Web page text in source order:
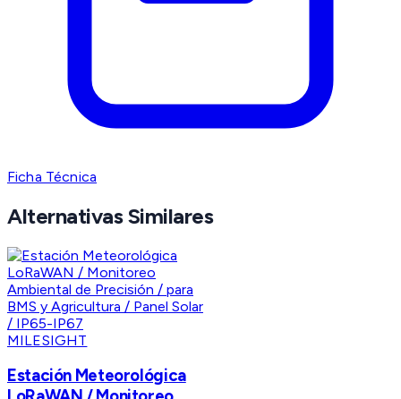
Ficha Técnica
Alternativas Similares
MILESIGHT
Estación Meteorológica